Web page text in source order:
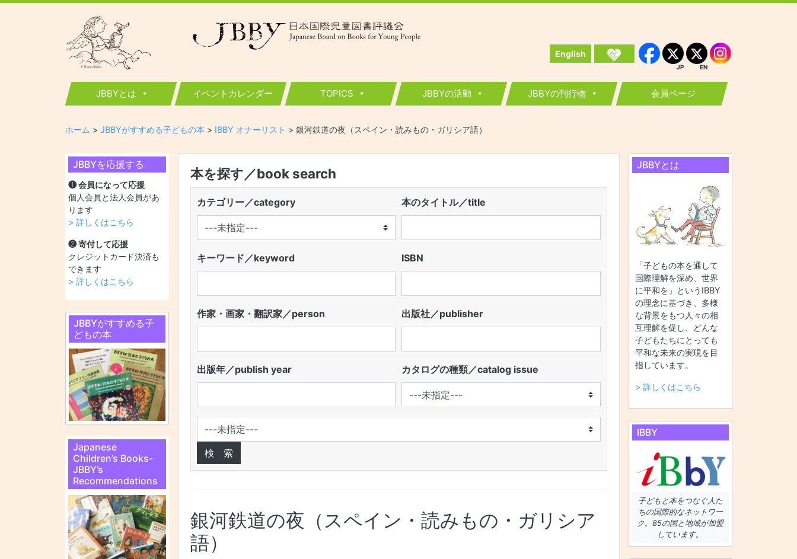
JBBY
日本国際児童図書評議会 English Facebook
JP
JP
EN
EN Instagram
JBBYとは イベントカレンダー TOPICS JBBYの活動 JBBYの刊行物 会員ページ
ホーム > JBBYがすすめる子どもの本 > IBBY オナーリスト > 銀河鉄道の夜（スペイン・読みもの・ガリシア語）
JBBYを応援する
❶ 会員になって応援
個人会員と法人会員があ
ります
> 詳しくはこちら
❷ 寄付して応援
クレジットカード決済も
できます
> 詳しくはこちら
JBBYがすすめる子
どもの本
Japanese
Children’s Books-
JBBY’s
Recommendations
本を探す／book search
カテゴリー／category 本のタイトル／title
キーワード／keyword ISBN
作家・画家・翻訳家／person 出版社／publisher
出版年／publish year カタログの種類／catalog issue
銀河鉄道の夜（スペイン・読みもの・ガリシア
語）
JBBYとは
「子どもの本を通して
国際理解を深め、世界
に平和を」というIBBY
の理念に基づき、多様
な背景をもつ人々の相
互理解を促し、どんな
子どもたちにとっても
平和な未来の実現を目
指しています。
> 詳しくはこちら
IBBY
子どもと本をつなぐ人た
ちの国際的なネットワー
ク。85の国と地域が加盟
しています。